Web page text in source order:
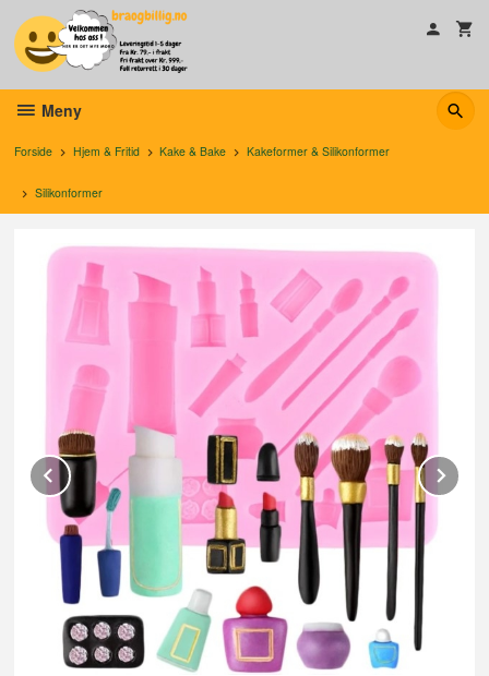
innholdet
Meny
Forside Hjem & Fritid Kake & Bake Kakeformer & Silikonformer
Silikonformer
Prev